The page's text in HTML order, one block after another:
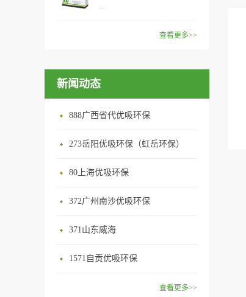
册
能：除甲醛/除异味/杀菌应用
所、使用方法：见产品说明手
效去除挥发性有机物，有效提
所、使用方法：见产品说明手
在甲醛领域是非常专业的一位
以辅助净化空气，醛博士一肚
用。放在车里不仅能装饰更能
味，“醛博士”昭示着优吸在除
性。有博士的团队，才能更好
我们的“醛博士”就担此重任。
围：室内、车内等使用方法：
产
...
无定形碳，也有排列规整的晶
体碳。优吸活性炭具有较强的
吸附性，广泛应用于生产、生
用范围：汽车、冰箱、食品
见产品说明手册产品类型：国
查看更多>>
新闻动态
888广西省代优吸环保
273岳阳优吸环保（虹岳环保）
80上海优吸环保
372广州南沙优吸环保
371山东威海
1571自贡优吸环保
查看更多>>